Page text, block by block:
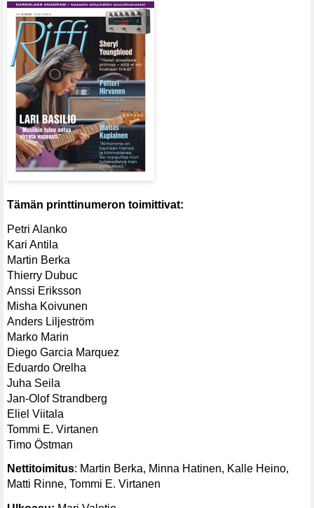
Tämän printtinumeron toimittivat:
Petri Alanko
Kari Antila
Martin Berka
Thierry Dubuc
Anssi Eriksson
Misha Koivunen
Anders Liljeström
Marko Marin
Diego Garcia Marquez
Eduardo Orelha
Juha Seila
Jan-Olof Strandberg
Eliel Viitala
Tommi E. Virtanen
Timo Östman
Nettitoimitus: Martin Berka, Minna Hatinen, Kalle Heino,
Matti Rinne, Tommi E. Virtanen